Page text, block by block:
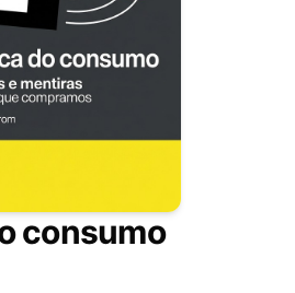
consumo